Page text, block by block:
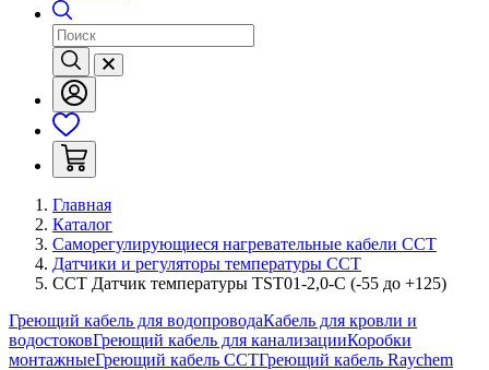
Главная
Каталог
Саморегулирующиеся нагревательные кабели ССТ
Датчики и регуляторы температуры ССТ
ССТ Датчик температуры TST01-2,0-С (-55 до +125)
Греющий кабель для водопроводаКабель для кровли и
водостоковГреющий кабель для канализацииКоробки
монтажныеГреющий кабель ССТГреющий кабель Raychem